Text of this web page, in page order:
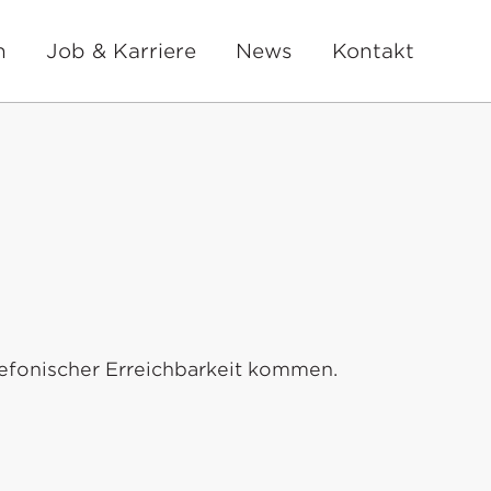
Job & Karriere News Kontakt
Erreichbarkeit kommen.